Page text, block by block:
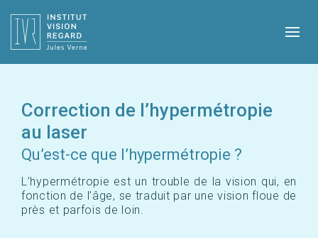
Correction de l’hypermétropie
au laser
Qu’est-ce que l’hypermétropie ?
L’hypermétropie est un trouble de la vision qui, en
fonction de l’âge, se traduit par une vision floue de
près et parfois de loin.